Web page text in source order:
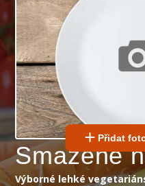
Přidat
Smažené
Výborné lehké